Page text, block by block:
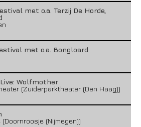
met o.a. Terzij De Horde,
met o.a. Bongloard
Wolfmother
(Zuiderparktheater (Den Haag))
(Nijmegen))